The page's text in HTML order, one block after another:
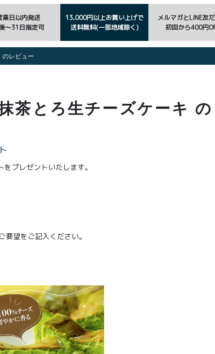
業日以内発送
〜31日指定可
13,000円以上お買い上げで
送料無料(一部地域除く)
メルマガとLINE友
初回から400円
のレビュー
茶とろ生チーズケーキ
プレゼントいたします。
望をご記入ください。